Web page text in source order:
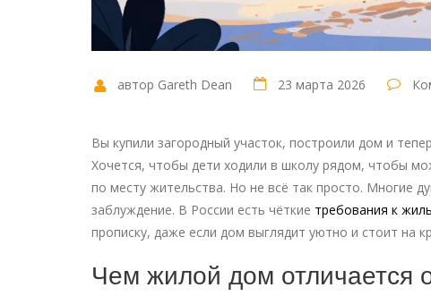
автор Gareth Dean 23 марта 2026
Вы купили загородный участок, построили дом и
Хочется, чтобы дети ходили в школу рядом, чтобы
по месту жительства. Но не всё так просто. Многие
заблуждение. В России есть чёткие требования к
прописку, даже если дом выглядит уютно и стоит на
Чем жилой дом отличается